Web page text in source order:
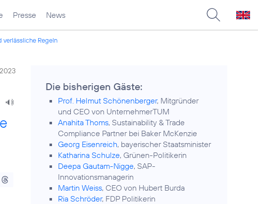
Presse News
verlässliche Regeln
Die bisherigen Gäste:
Prof. Helmut Schönenberger, Mitgründer
und CEO von UnternehmerTUM
Anahita Thoms, Sustainability & Trade
Compliance Partner bei Baker McKenzie
Georg Eisenreich, bayerischer Staatsminister
Katharina Schulze, Grünen-Politikerin
Deepa Gautam-Nigge, SAP-
Innovationsmanagerin
Martin Weiss, CEO von Hubert Burda
Ria Schröder, FDP Politikerin